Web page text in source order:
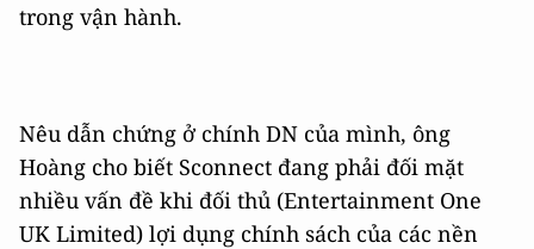
trong vận hành.
Nêu dẫn chứng ở chính DN của mình, ông
Hoàng cho biết Sconnect đang phải đối mặt
nhiều vấn đề khi đối thủ (Entertainment One
UK Limited) lợi dụng chính sách của các nền